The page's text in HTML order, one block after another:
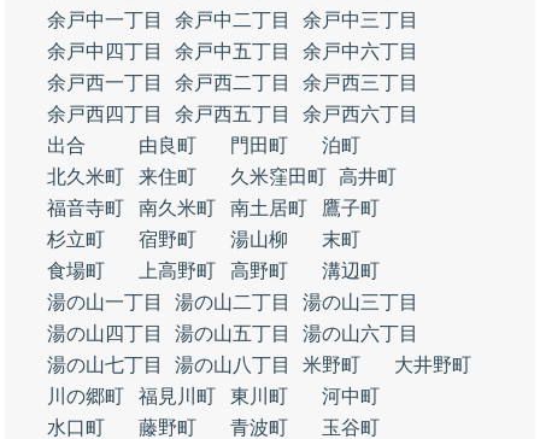
余戸中一丁目
余戸中二丁目
余戸中三丁目
余戸中四丁目
余戸中五丁目
余戸中六丁目
余戸西一丁目
余戸西二丁目
余戸西三丁目
余戸西四丁目
余戸西五丁目
余戸西六丁目
出合
由良町 門田町
泊町
北久米町
来住町 久米窪田町 高井町
福音寺町
南久米町 南土居町
鷹子町
杉立町
宿野町 湯山柳
末町
食場町
上高野町 高野町
溝辺町
湯の山一丁目
湯の山二丁目
湯の山三丁目
湯の山四丁目
湯の山五丁目
湯の山六丁目
湯の山七丁目
湯の山八丁目 米野町
大井野町
川の郷町
福見川町 東川町
河中町
水口町
藤野町 青波町
玉谷町